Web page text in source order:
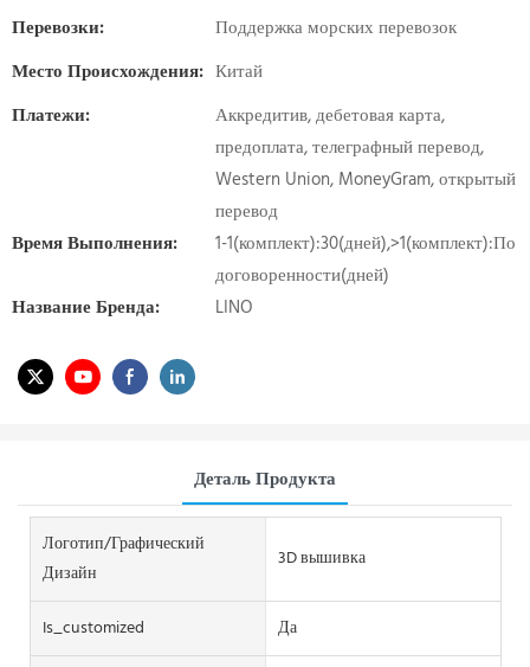
Перевозки:
Поддержка морских перевозок
Место Происхождения: Китай
Платежи:
Аккредитив, дебетовая карта,
предоплата, телеграфный перевод,
Western Union, MoneyGram, открытый
перевод
Время Выполнения:
1-1(комплект):30(дней),>1(комплект):По
договоренности(дней)
Название Бренда:
LINO
Деталь Продукта
Логотип/графический
Дизайн
3D вышивка
Is_customized
Да